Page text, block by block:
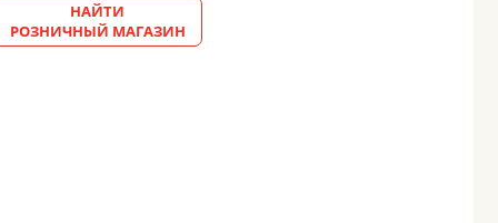
НАЙТИ
РОЗНИЧНЫЙ МАГАЗИН